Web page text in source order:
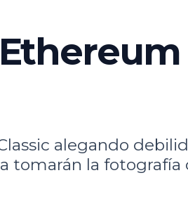
alegando
tomarán la fotografía